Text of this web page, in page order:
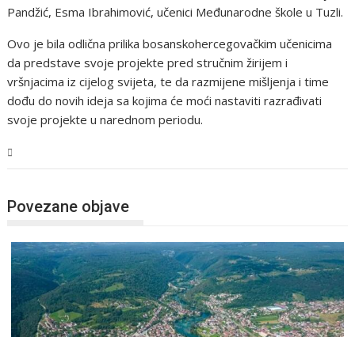
Pandžić, Esma Ibrahimović, učenici Međunarodne škole u Tuzli.
Ovo je bila odlična prilika bosanskohercegovačkim učenicima
da predstave svoje projekte pred stručnim žirijem i
vršnjacima iz cijelog svijeta, te da razmijene mišljenja i time
dođu do novih ideja sa kojima će moći nastaviti razrađivati
svoje projekte u narednom periodu.
Povezane objave